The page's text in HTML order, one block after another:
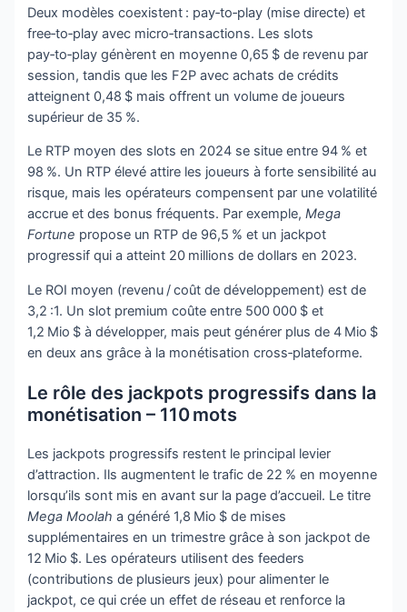
Deux modèles coexistent : pay‑to‑play (mise directe) et
free‑to‑play avec micro‑transactions. Les slots
pay‑to‑play génèrent en moyenne 0,65 $ de revenu par
session, tandis que les F2P avec achats de crédits
atteignent 0,48 $ mais offrent un volume de joueurs
supérieur de 35 %.
Le RTP moyen des slots en 2024 se situe entre 94 % et
98 %. Un RTP élevé attire les joueurs à forte sensibilité au
risque, mais les opérateurs compensent par une volatilité
accrue et des bonus fréquents. Par exemple,Mega
Fortune propose un RTP de 96,5 % et un jackpot
progressif qui a atteint 20 millions de dollars en 2023.
Le ROI moyen (revenu / coût de développement) est de
3,2 :1. Un slot premium coûte entre 500 000 $ et
1,2 Mio $ à développer, mais peut générer plus de 4 Mio $
en deux ans grâce à la monétisation cross‑plateforme.
Le rôle des jackpots progressifs dans la
monétisation – 110 mots
Les jackpots progressifs restent le principal levier
d’attraction. Ils augmentent le trafic de 22 % en moyenne
lorsqu’ils sont mis en avant sur la page d’accueil. Le titre
Mega Moolah a généré 1,8 Mio $ de mises
supplémentaires en un trimestre grâce à son jackpot de
12 Mio $. Les opérateurs utilisent des feeders
(contributions de plusieurs jeux) pour alimenter le
jackpot, ce qui crée un effet de réseau et renforce la